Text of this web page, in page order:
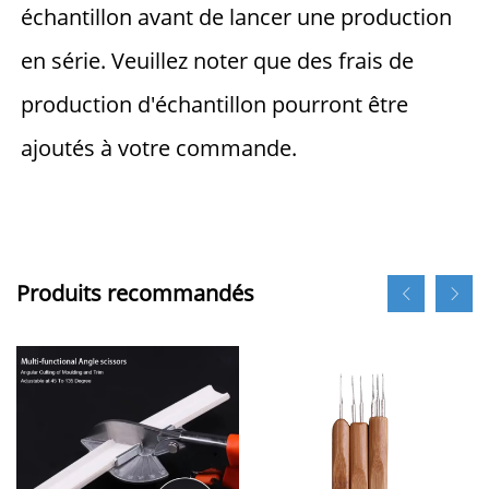
échantillon avant de lancer une production
en série. Veuillez noter que des frais de
production d'échantillon pourront être
ajoutés à votre commande.
Produits recommandés